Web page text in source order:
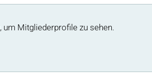
Mitgliederprofile zu sehen.